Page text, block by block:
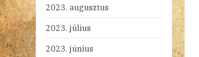
2023. augusztus
2023. július
2023. június